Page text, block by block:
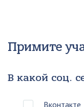
Примите
В какой соц.
Вконтакте